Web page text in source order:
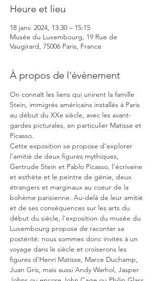
Heure et lieu
18 janv. 2024, 13:30 – 15:15
Musée du Luxembourg, 19 Rue de
Vaugirard, 75006 Paris, France
À propos de l'événement
On connaît les liens qui unirent la famille
Stein, immigrés américains installés à Paris
au début du XXe siècle, avec les avant-
gardes picturales, en particulier Matisse et
Picasso.
Cette exposition se propose d'explorer
l'amitié de deux figures mythiques,
Gertrude Stein et Pablo Picasso, l'écrivaine
et esthète et le peintre de génie, deux
étrangers et marginaux au coeur de la
bohème parisienne. Au-delà de leur amitié
et de ses conséquences sur les arts du
début du siècle, l'exposition du musée du
Luxembourg propose de raconter sa
postérité: nous sommes donc invités à un
voyage dans le siècle et croiserons les
figures d'Henri Matisse, Marce Duchamp,
Juan Gris, mais aussi Andy Warhol, Jasper